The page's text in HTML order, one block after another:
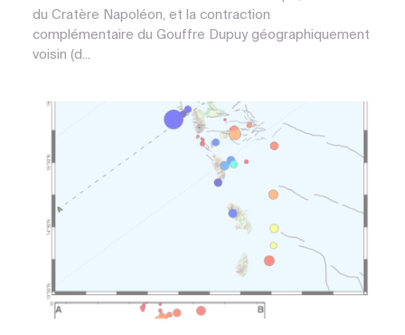
du Cratère Napoléon, et la contraction
complémentaire du Gouffre Dupuy géographiquement
voisin (d...